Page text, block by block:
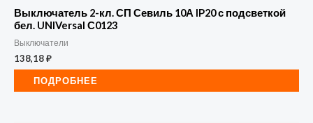
Выключатель 2-кл. СП Севиль 10А IP20 с подсветкой
бел. UNIVersal С0123
Выключатели
138,18₽
ПОДРОБНЕЕ